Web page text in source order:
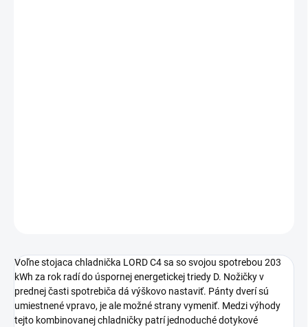
Voľne stojaca chladnička LORD C4 sa so svojou spotrebou 203
kWh za rok radí do úspornej energetickej triedy D. Nožičky v
prednej časti spotrebiča dá výškovo nastaviť. Pánty dverí sú
umiestnené vpravo, je ale možné strany vymeniť. Medzi výhody
tejto kombinovanej chladničky patrí jednoduché dotykové